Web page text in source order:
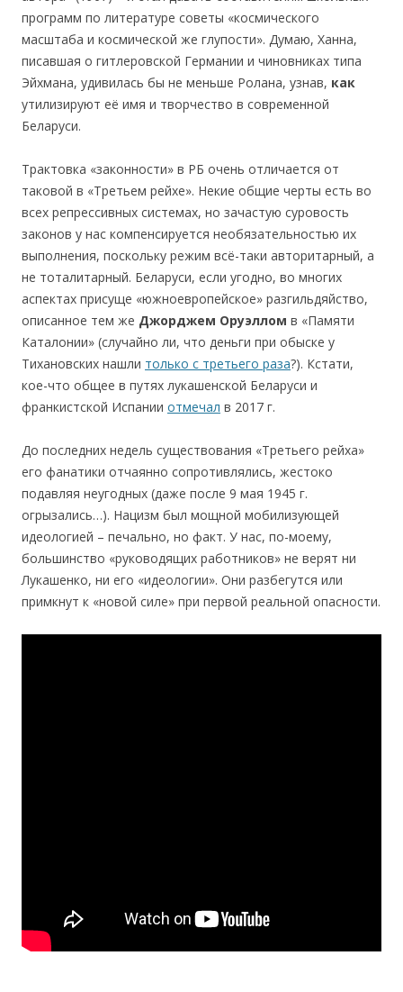
программ по литературе советы «космического
масштаба и космической же глупости». Думаю, Ханна,
писавшая о гитлеровской Германии и чиновниках типа
Эйхмана, удивилась бы не меньше Ролана, узнав, как
утилизируют её имя и творчество в современной
Беларуси.
Трактовка «законности» в РБ очень отличается от
таковой в «Третьем рейхе». Некие общие черты есть во
всех репрессивных системах, но зачастую суровость
законов у нас компенсируется необязательностью их
выполнения, поскольку режим всё-таки авторитарный, а
не тоталитарный. Беларуси, если угодно, во многих
аспектах присуще «южноевропейское» разгильдяйство,
описанное тем же Джорджем Оруэллом в «Памяти
Каталонии» (случайно ли, что деньги при обыске у
Тихановских нашли только с третьего раза?). Кстати,
кое-что общее в путях лукашенской Беларуси и
франкистской Испании отмечал в 2017 г.
До последних недель существования «Третьего рейха»
его фанатики отчаянно сопротивлялись, жестоко
подавляя неугодных (даже после 9 мая 1945 г.
огрызались…). Нацизм был мощной мобилизующей
идеологией – печально, но факт. У нас, по-моему,
большинство «руководящих работников» не верят ни
Лукашенко, ни его «идеологии». Они разбегутся или
примкнут к «новой силе» при первой реальной опасности.